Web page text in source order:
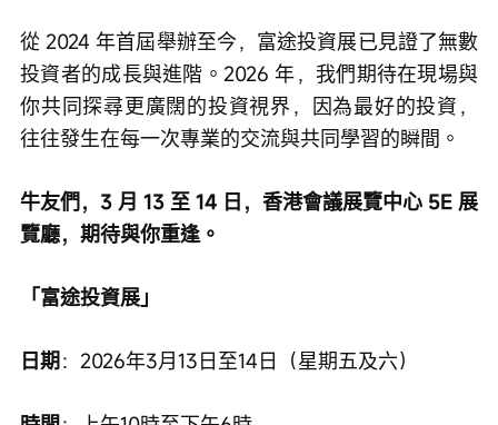
從 2024 年首屆舉辦至今，富途投資展已見證了無數
投資者的成長與進階。2026 年，我們期待在現場與
你共同探尋更廣闊的投資視界，因為最好的投資，
往往發生在每一次專業的交流與共同學習的瞬間。
牛友們，3 月 13 至 14 日，香港會議展覽中心 5E 展
覽廳，期待與你重逢。
「富途投資展」
日期 ：2026年3月13日至14日（星期五及六）